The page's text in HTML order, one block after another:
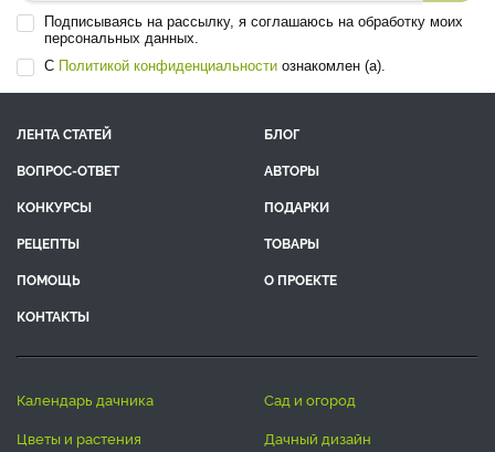
Подписываясь на рассылку, я соглашаюсь на обработку моих
персональных данных.
С Политикой конфиденциальности ознакомлен (а).
ЛЕНТА СТАТЕЙ
БЛОГ
ВОПРОС-ОТВЕТ
АВТОРЫ
КОНКУРСЫ
ПОДАРКИ
РЕЦЕПТЫ
ТОВАРЫ
ПОМОЩЬ
О ПРОЕКТЕ
КОНТАКТЫ
календарь дачника
сад и огород
цветы и растения
дачный дизайн